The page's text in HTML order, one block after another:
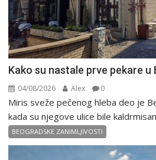
Kako su nastale prve pekare u
04/08/2026 Alex 0
Miris sveže pečenog hleba deo je
kada su njegove ulice bile
BEOGRADSKE ZANIMLJIVOSTI